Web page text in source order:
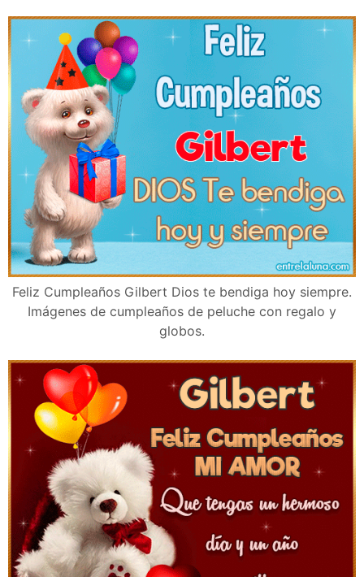
Feliz Cumpleaños Gilbert Dios te bendiga hoy siempre.
Imágenes de cumpleaños de peluche con regalo y
globos.